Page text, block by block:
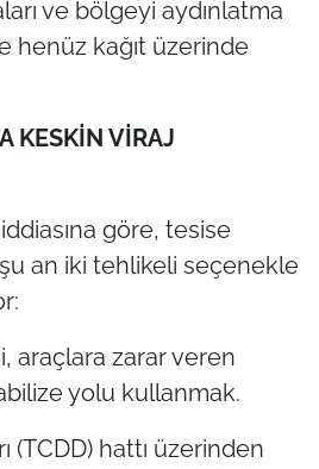
ve bölgeyi aydınlatma
henüz kağıt üzerinde
KESKİN VİRAJ
göre, tesise
an iki tehlikeli seçenekle
araçlara zarar veren
yolu kullanmak.
(TCDD) hattı üzerinden